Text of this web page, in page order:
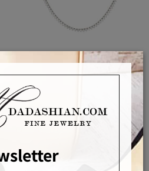
שרשרת יהלומים, טניס יהלומים, קולייר
יהלומים, צ'וקר יהלומים - יהלומי מעבדה,
שיבוץ 3 שיניים
27,700
לפרטים ורכישה